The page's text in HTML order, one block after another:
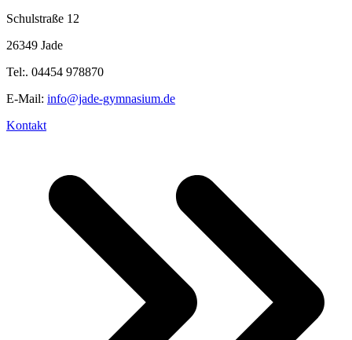
Schulstraße 12
26349 Jade
Tel:. 04454 978870
E-Mail: info@jade-gymnasium.de
Kontakt